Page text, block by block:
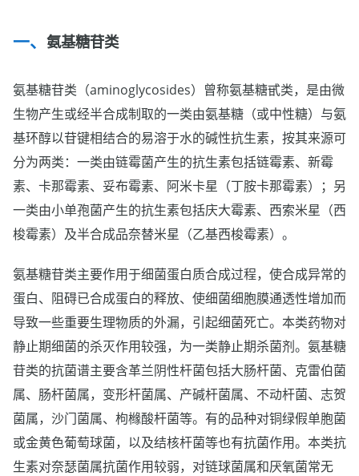
氨基糖苷类
氨基糖苷类（aminoglycosides）曾称氨基糖甙类，是由微
生物产生或经半合成制取的一类由氨基糖（或中性糖）与氨
基环醇以苷键相结合的易溶于水的碱性抗生素，按其来源可
分为两类：一类由链霉菌产生的抗生素包括链霉素、新霉
素、卡那霉素、妥布霉素、阿米卡星（丁胺卡那霉素）；另
一类由小单孢菌产生的抗生素包括庆大霉素、西索米星（西
梭霉素）及半合成品奈替米星（乙基西梭霉素）。
氨基糖苷类主要作用于细菌蛋白质合成过程，使合成异常的
蛋白、阻碍已合成蛋白的释放、使细菌细胞膜通透性增加而
导致一些重要生理物质的外漏，引起细菌死亡。本类药物对
静止期细菌的杀灭作用较强，为一类静止期杀菌剂。氨基糖
苷类的抗菌谱主要含革兰阴性杆菌包括大肠杆菌、克雷伯菌
属、肠杆菌属，变形杆菌属、产碱杆菌属、不动杆菌、志贺
菌属，沙门菌属、枸橼酸杆菌等。有的品种对铜绿假单胞菌
或金黄色葡萄球菌，以及结核杆菌等也有抗菌作用。本类抗
生素对奈瑟菌属抗菌作用较弱，对链球菌属和厌氧菌常无